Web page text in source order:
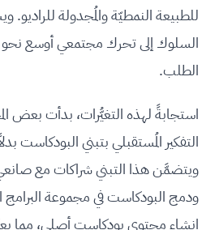
للطبيعة النمطيّة والمُجدولة للراديو.
السلوك إلى تحرك مجتمعي أوسع
الطلب.
استجابةً لهذه التغيُّرات، بدأت بعض
التفكير المُستقبلي بتبني البودكاست
ويتضمَّن هذا التبني شراكات مع
ودمج البودكاست في مجموعة
إنشاء محتوى بودكاست أصلي، مما